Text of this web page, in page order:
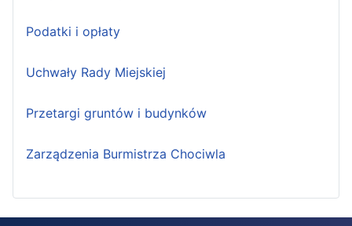
Podatki i opłaty
Uchwały Rady Miejskiej
Przetargi gruntów i budynków
Zarządzenia Burmistrza Chociwla